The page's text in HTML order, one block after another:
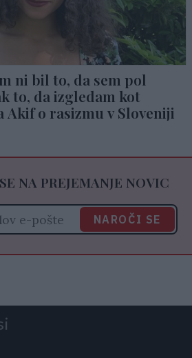
ni bil to, da sem pol
to, da izgledam kot
Akif o rasizmu v Sloveniji
NA PREJEMANJE NOVIC
NAROČI SE